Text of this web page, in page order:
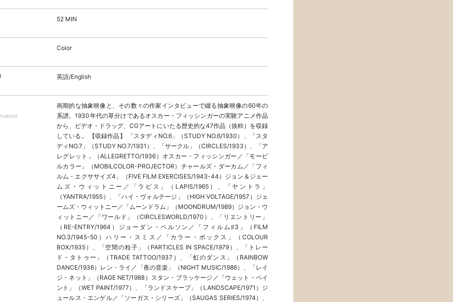
52 MIN
Color
英語/English
画期的な抽象映像と、その数々の作家インタビューで綴る抽象映像の60年の
系譜。1930年代の草分けであるオスカー・フィッシンガーの実験アニメ作品
から、ビデオ・ドラッグ、CGアートにいたる歴史的な47作品（抜粋）を収録
している。 【収録作品】 「スタディNO.6」（STUDY NO.6/1930）、「スタ
ディNO.7」（STUDY NO.7/1931）、「サークル」（CIRCLES/1933）、「ア
レグレット」（ALLEGRETTO/1936）オスカー・フィッシンガー／「モービ
ルカラー」（MOBILCOLOR-PROJECTOR）チャールズ・ダーカム／「フィ
ルム・エクササイズ4」（FIVE FILM EXERCISES/1943-44）ジョン＆ジェー
ムズ・ウィットニー／「ラピス」（LAPIS/1965）、「ヤントラ」
（YANTRA/1955）、「ハイ・ヴォルテージ」（HIGH VOLTAGE/1957）ジェ
ームズ・ウィットニー／「ムーンドラム」（MOONDRUM/1989）ジョン・ウ
ィットニー／「ワールド」（CIRCLESWORLD/1970）、「リエントリー」
（RE-ENTRY/1964）ジョーダン・ベルソン／「フィルム♯3」（FILM
NO.3/1945-50）ハリー・スミス／「カラー・ボックス」（COLOUR
BOX/1935）、「空間の粒子」（PARTICLES IN SPACE/1979）、「トレー
ド・タトゥー」（TRADE TATTOO/1937）、「虹のダンス」（RAINBOW
DANCE/1936）レン・ライ／「夜の音楽」（NIGHT MUSIC/1986）、「レイ
ジ・ネット」（RAGE NET/1988）スタン・ブラッケージ／「ウェット・ペイ
ント」（WET PAINT/1977）、「ランドスケープ」（LANDSCAPE/1971）ジ
ュールス・エンゲル／「ソーガス・シリーズ」（SAUGAS SERIES/1974）、